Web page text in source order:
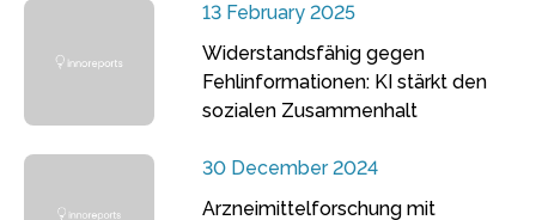
13 February 2025
Widerstandsfähig gegen
Fehlinformationen: KI stärkt den
sozialen Zusammenhalt
30 December 2024
Arzneimittelforschung mit